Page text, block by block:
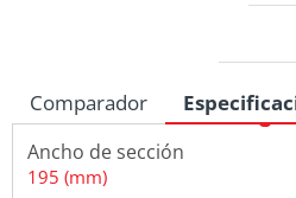
Comparador
Ancho de sección
195 (mm)